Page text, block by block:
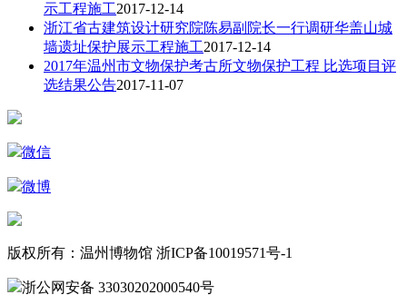
示工程施工2017-12-14
浙江省古建筑设计研究院陈易副院长一行调研华盖山城
墙遗址保护展示工程施工2017-12-14
2017年温州市文物保护考古所文物保护工程 比选项目评
选结果公告2017-11-07
微信
微博
版权所有：温州博物馆 浙ICP备10019571号-1
浙公网安备 33030202000540号